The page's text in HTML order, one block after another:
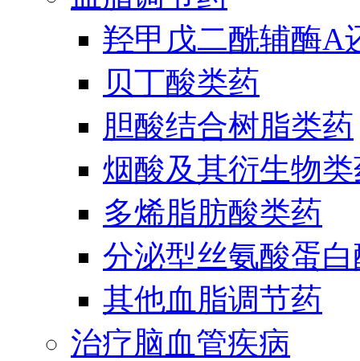
羟甲戊二酰辅酶A
贝丁酸类药
胆酸结合树脂类药
烟酸及其衍生物
多烯脂肪酸类药
分泌型丝氨酸蛋
其他血脂调节药
治疗脑血管疾病